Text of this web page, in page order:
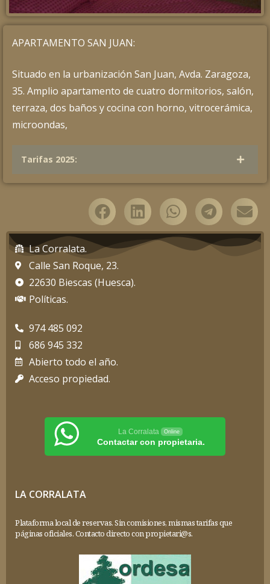
APARTAMENTO SAN JUAN:
Situado en la urbanización San Juan, Avda. Zaragoza,
35. Amplio apartamento de cuatro dormitorios, salón,
terraza, dos baños y cocina con horno, vitrocerámica,
microondas,
Tarifas 2025:
La Corralata.
Calle San Roque, 23.
22630 Biescas (Huesca).
Políticas.
974 485 092
686 945 332
Abierto todo el año.
Acceso propiedad.
La Corralata Online
Contactar con propietaria.
LA CORRALATA
Plataforma local de reservas. Sin comisiones, mismas tarifas que
páginas oficiales. Contacto directo con propietari@s.